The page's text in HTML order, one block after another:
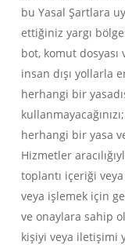
bu Yasal Şartlara
ettiğiniz yargı
bot, komut
insan dışı yollarla
herhangi bir
herhangi bir yasa
Hizmetler
toplantı içeriği
veya işlemek için
ve onaylara sahip
kişiyi veya iletişimi